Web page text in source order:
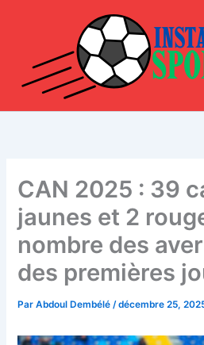
CAN 2025 : 39
jaunes et 2
nombre des
des premières
ParAbdoul Dembélé/décembre 25,